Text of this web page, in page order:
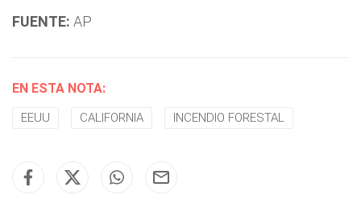
FUENTE: AP
EN ESTA NOTA:
EEUU CALIFORNIA INCENDIO FORESTAL